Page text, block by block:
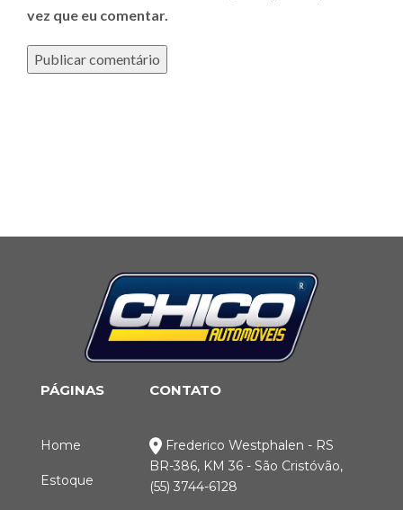
vez que eu comentar.
PÁGINAS
Home
Estoque
CONTATO
Frederico Westphalen - RS
BR-386, KM 36 - São Cristóvão,
(55) 3744-6128